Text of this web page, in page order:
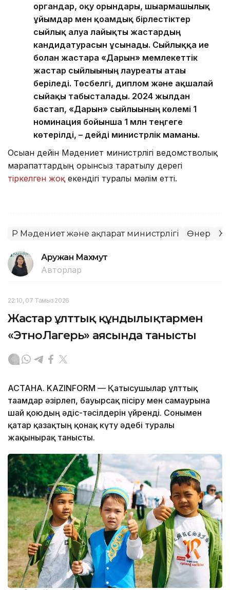
органдар, оқу орындары, шығармашылық
ұйымдар мен қоғамдық бірлестіктер
сыйлық алуға лайықты жастардың
кандидатурасын ұсынады. Сыйлыққа ие
болған жастарға «Дарын» мемлекеттік
жастар сыйлығының лауреаты атағы
беріледі. Төсбелгі, диплом және ақшалай
сыйақы табысталады. 2024 жылдан
бастап, «Дарын» сыйлығының көлемі 1
номинация бойынша 1 млн теңгеге
көтерілді, – дейді министрлік маманы.
Осыған дейін Мәдениет министрлігі ведомстволық
марапаттардың орынсыз таратылу дерегі
тіркелген жоқ екендігі туралы мәлім етті.
ҚР Мәдениет және ақпарат министрлігі Өнер
Аружан Махмут
Авторлар
22:10, 07 Тамыз 2026
Жастар ұлттық құндылықтармен
«ЭтноЛагерь» аясында танысты
АСТАНА. KAZINFORM — Қатысушылар ұлттық
тағамдар әзірлеп, бауырсақ пісіру мен самаурынға
шай қоюдың әдіс-тәсілдерін үйренді. Сонымен
қатар қазақтың қонақ күту әдебі туралы
жақынырақ танысты.